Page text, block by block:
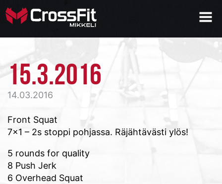
15.3.2016
14.03.2016
Front Squat
7×1 – 2s stoppi pohjassa. Räjähtävästi ylös!
5 rounds for quality
8 Push Jerk
6 Overhead Squat